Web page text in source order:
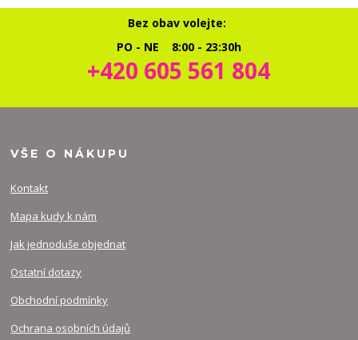
Bez obav volejte:
PO - NE 8:00 - 23:30h
+420 605 561 804
VŠE O NÁKUPU
Kontakt
Mapa kudy k nám
Jak jednoduše objednat
Ostatní dotazy
Obchodní podmínky
Ochrana osobních údajů